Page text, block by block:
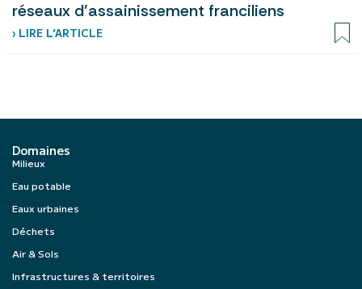
réseaux d’assainissement franciliens
› LIRE L’ARTICLE
Domaines
Milieux
Eau potable
Eaux urbaines
Déchets
Air & Sols
Infrastructures & territoires